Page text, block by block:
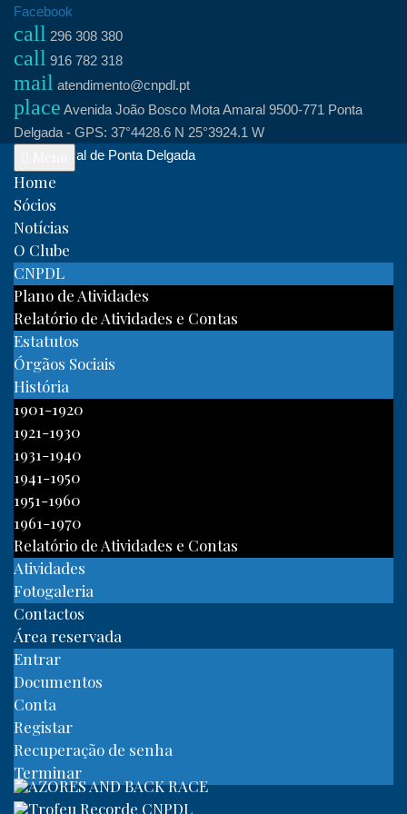
Skip
content
Facebook
call 296 308 380
call 916 782 318
mail atendimento@cnpdl.pt
place Avenida João Bosco Mota Amaral 9500-771 Ponta
Delgada - GPS: 37°4428.6 N 25°3924.1 W
Clube Naval de Ponta Delgada
Home
Sócios
Notícias
O Clube
CNPDL
Plano de Atividades
Relatório de Atividades e Contas
Estatutos
Órgãos Sociais
História
1901-1920
1921-1930
1931-1940
1941-1950
1951-1960
1961-1970
Relatório de Atividades e Contas
Atividades
Fotogaleria
Contactos
Área reservada
Entrar
Documentos
Conta
Registar
Recuperação de senha
Terminar